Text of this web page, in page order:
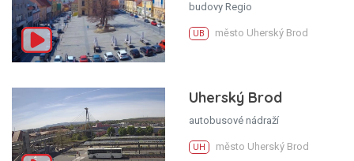
budovy Regio
UB město Uherský Brod
Uherský Brod
autobusové nádraží
UH město Uherský Brod